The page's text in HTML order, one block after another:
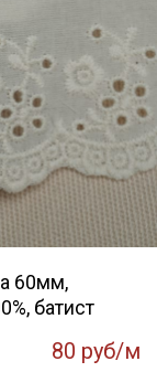
60мм,
батист
80 руб/м